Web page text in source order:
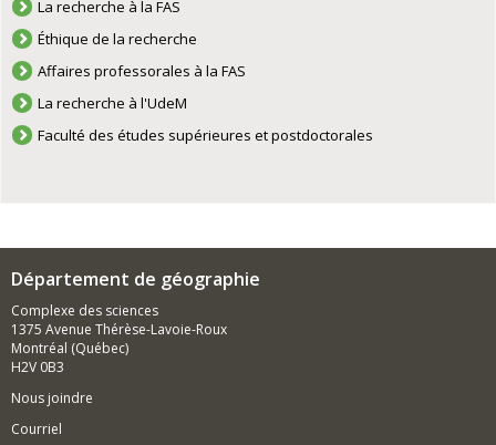
La recherche à la FAS
Éthique de la recherche
Affaires professorales à la FAS
La recherche à l'UdeM
Faculté des études supérieures et postdoctorales
Département de géographie
Complexe des sciences
1375 Avenue Thérèse-Lavoie-Roux
Montréal (Québec)
H2V 0B3
Nous joindre
Courriel